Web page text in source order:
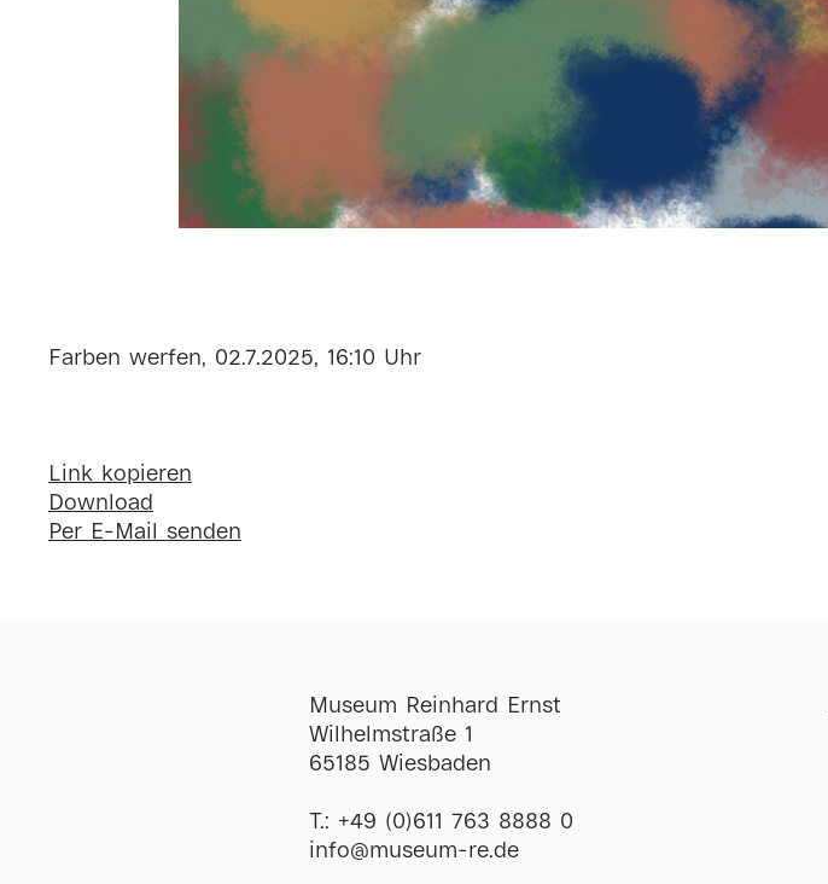
Farben werfen, 02.7.2025, 16:10 Uhr
Link kopieren
Download
Per E-Mail senden
Museum Reinhard Ernst
Wilhelmstraße 1
65185 Wiesbaden
T.: +49 (0)611 763 8888 0
ofni@museum-re de